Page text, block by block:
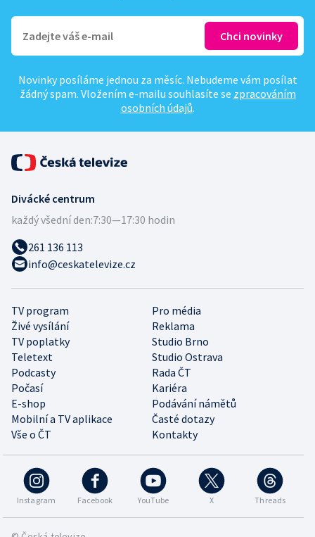
Novinky posíláme jednou za měsíc. Nebudeme vám posílat
žádný spam. Vložením e-mailu souhlasíte se zpracováním
osobních údajů.